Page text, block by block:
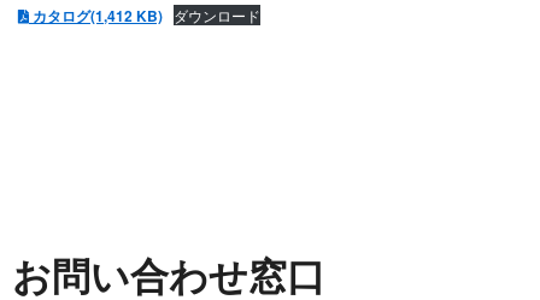
カタログ(1,412 KB) ダウンロード
お問い合わせ窓口